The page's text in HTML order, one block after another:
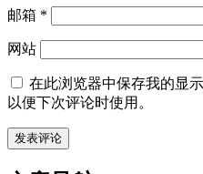
邮箱 *
网站
在此浏览器中保存我的显
以便下次评论时使用。